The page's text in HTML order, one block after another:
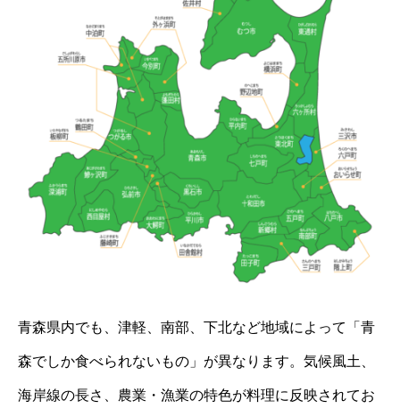
青森県内でも、津軽、南部、下北など地域によって「青
森でしか食べられないもの」が異なります。気候風土、
海岸線の長さ、農業・漁業の特色が料理に反映されてお